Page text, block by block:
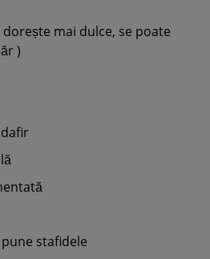
dorește mai dulce, se poate
)
stafidele